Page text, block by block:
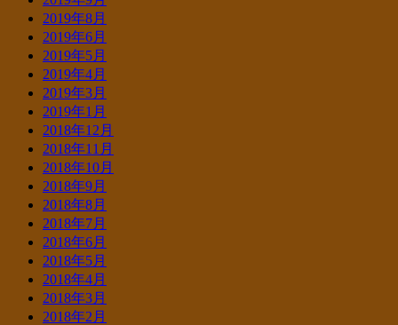
2019年8月
2019年6月
2019年5月
2019年4月
2019年3月
2019年1月
2018年12月
2018年11月
2018年10月
2018年9月
2018年8月
2018年7月
2018年6月
2018年5月
2018年4月
2018年3月
2018年2月